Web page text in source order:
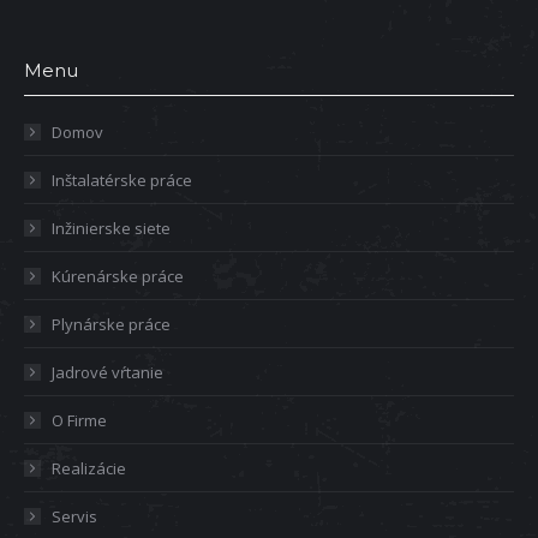
Menu
Domov
Inštalatérske práce
Inžinierske siete
Kúrenárske práce
Plynárske práce
Jadrové vŕtanie
O Firme
Realizácie
Servis